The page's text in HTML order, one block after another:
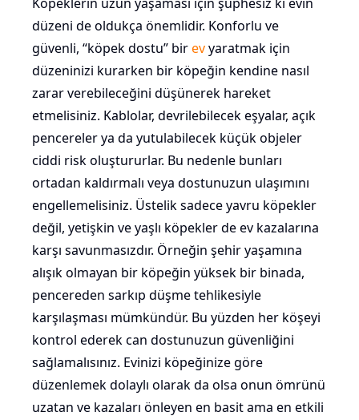
düzeni de oldukça önemlidir. Konforlu ve
güvenli, “köpek dostu” birevyaratmak için
düzeninizi kurarken bir köpeğin kendine nasıl
zarar verebileceğini düşünerek hareket
etmelisiniz. Kablolar, devrilebilecek eşyalar, açık
pencereler ya da yutulabilecek küçük objeler
ciddi risk oluştururlar. Bu nedenle bunları
ortadan kaldırmalı veya dostunuzun ulaşımını
engellemelisiniz. Üstelik sadece yavru köpekler
değil, yetişkin ve yaşlı köpekler de ev kazalarına
karşı savunmasızdır. Örneğin şehir yaşamına
alışık olmayan bir köpeğin yüksek bir binada,
pencereden sarkıp düşme tehlikesiyle
karşılaşması mümkündür. Bu yüzden her köşeyi
kontrol ederek can dostunuzun güvenliğini
sağlamalısınız. Evinizi köpeğinize göre
düzenlemek dolaylı olarak da olsa onun ömrünü
uzatan ve kazaları önleyen en basit ama en etkili